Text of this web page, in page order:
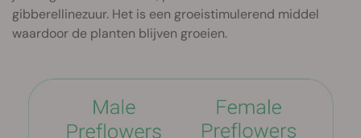
gibberellinezuur. Het is een groeistimulerend middel
waardoor de planten blijven groeien.